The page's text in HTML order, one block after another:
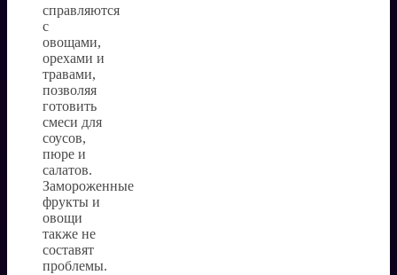
справляются
с
овощами,
орехами и
травами,
позволяя
готовить
смеси для
соусов,
пюре и
салатов.
Замороженные
фрукты и
овощи
также не
составят
проблемы.